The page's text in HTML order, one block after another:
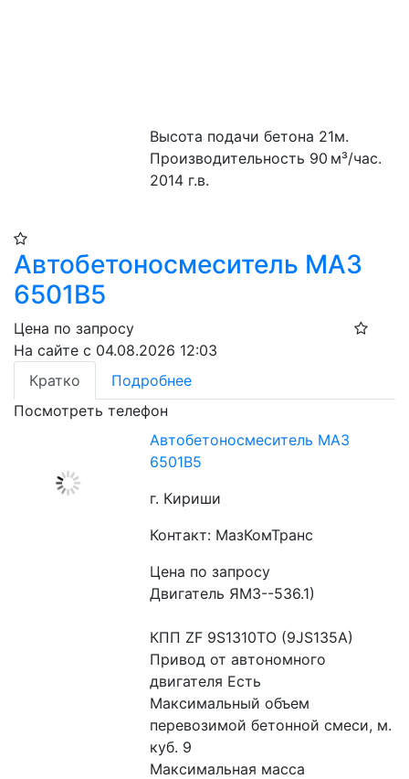
Высота подачи бетона 21м.
Производительность 90 м³/час.
2014 г.в.
Автобетоносмеситель МАЗ
6501В5
Цена по запросу
На сайте с 04.08.2026 12:03
Кратко
Подробнее
Посмотреть телефон
Автобетоносмеситель МАЗ
6501В5
г. Кириши
Контакт: МазКомТранс
Цена по запросу
Двигатель ЯМЗ--536.1)
КПП ZF 9S1310TO (9JS135A)
Привод от автономного
двигателя Есть
Максимальный объем
перевозимой бетонной смеси, м.
куб. 9
Максимальная масса